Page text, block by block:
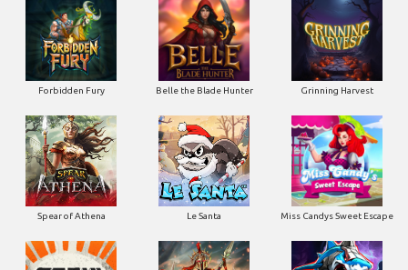
Forbidden Fury Belle the Blade Hunter Grinning Harvest
Spear of Athena Le Santa Miss Candys Sweet Escape